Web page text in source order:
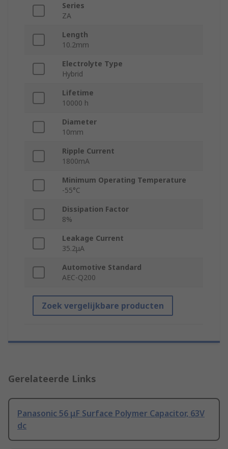
Series
ZA
Length
10.2mm
Electrolyte Type
Hybrid
Lifetime
10000 h
Diameter
10mm
Ripple Current
1800mA
Minimum Operating Temperature
-55°C
Dissipation Factor
8%
Leakage Current
35.2μA
Automotive Standard
AEC-Q200
Zoek vergelijkbare producten
Gerelateerde Links
Panasonic 56 μF Surface Polymer Capacitor, 63V
dc